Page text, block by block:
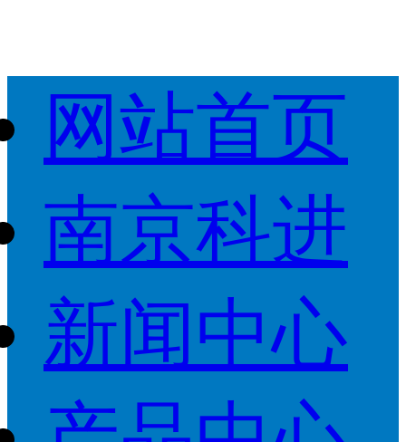
网站首页
南京科进
新闻中心